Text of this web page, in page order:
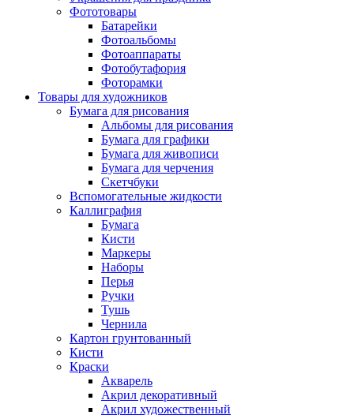
Фототовары
Батарейки
Фотоальбомы
Фотоаппараты
Фотобутафория
Фоторамки
Товары для художников
Бумага для рисования
Альбомы для рисования
Бумага для графики
Бумага для живописи
Бумага для черчения
Скетчбуки
Вспомогательные жидкости
Каллиграфия
Бумага
Кисти
Маркеры
Наборы
Перья
Ручки
Тушь
Чернила
Картон грунтованный
Кисти
Краски
Акварель
Акрил декоративный
Акрил художественный